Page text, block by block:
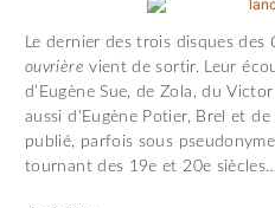
Le dernier des trois disques des
ouvrière vient de sortir. Leur
d’Eugène Sue, de Zola, du
aussi d'Eugène Potier, Brel et
publié, parfois sous
tournant des 19e et 20e siècles…